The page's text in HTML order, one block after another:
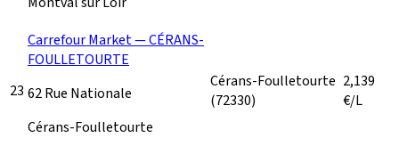
23
Carrefour Market — CÉRANS-
FOULLETOURTE
62 Rue Nationale
Cérans-Foulletourte
Cérans-Foulletourte
(72330)
2,139
€/L